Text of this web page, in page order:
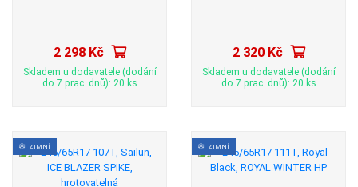
2 298 Kč
Skladem u dodavatele (dodání
do 7 prac. dnů): 20 ks
2 320 Kč
Skladem u dodavatele (dodání
do 7 prac. dnů): 20 ks
ZIMNÍ ZIMNÍ